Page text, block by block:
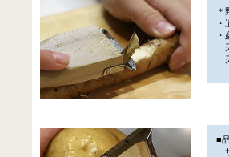
＊
■